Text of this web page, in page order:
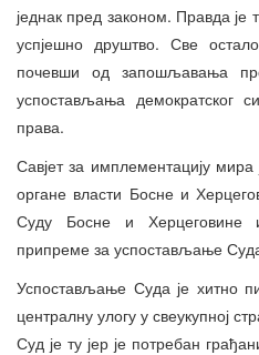
једнак пред законом. Правда
успјешно друштво. Све
почевши од запошљавања
успостављања демократског
права.
Савјет за имплементацију
органе власти Босне и
Суду Босне и Херцеговине
припреме за успостављање
Успостављање Суда је хитно
централну улогу у свеукупној
Суд је ту јер је потребан